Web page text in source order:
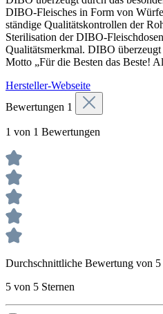
DIBO-Fleisches in Form von
ständige Qualitätskontrollen der
Sterilisation der DIBO-
Qualitätsmerkmal. DIBO
Motto „Für die Besten das Beste!
Hersteller-Webseite
Bewertungen 1
1 von 1 Bewertungen
Durchschnittliche Bewertung von 5
5 von 5 Sternen